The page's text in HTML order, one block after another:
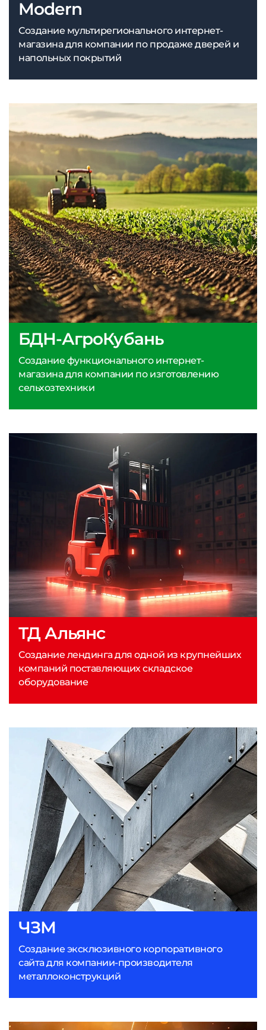
БДН-АгроКубань
Создание функционального интернет-
магазина для компании по изготовлению
сельхозтехники
ЧЗМ
Создание эксклюзивного корпоративного
сайта для компании-производителя
металлоконструкций
Modern
Создание мультирегионального интернет-
магазина для компании по продаже дверей и
напольных покрытий
ТД Альянс
Создание лендинга для одной из крупнейших
компаний поставляющих складское
оборудование